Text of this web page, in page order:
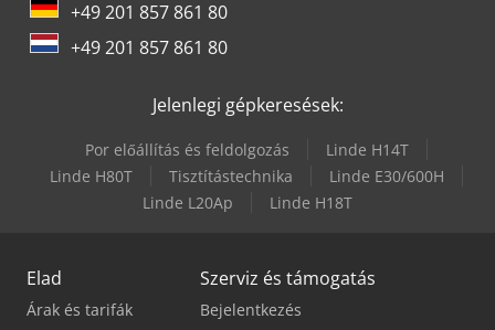
Volvo Fh 400
+49 201 857 861 80
+49 201 857 861 80
Jelenlegi gépkeresések:
Por előállítás és feldolgozás
Linde H14T
Linde H80T
Tisztítástechnika
Linde E30/600H
Linde L20Ap
Linde H18T
Elad
Árak és tarifák
Szerviz és támogatás
Bejelentkezés